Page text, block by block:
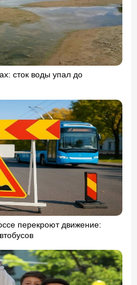
сток воды упал до
перекроют движение: